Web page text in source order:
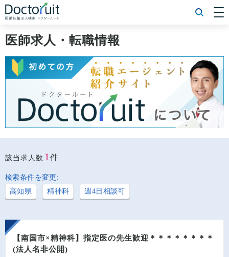
[常勤] 科目から探す
[常勤] 特徴から探す
[非常勤] 科目から探す
[非常勤] 特徴から探す
Doctoruit医師転職特集
Doctoruitについて
運営者情報
プライバシーポリシー
医師求人・転職情報
該当求人数 1件
検索条件を変更:
高知県
精神科 週4日相談可
【南国市×精神科】指定医の先生歓迎＊＊＊＊＊＊＊＊
(法人名非公開)